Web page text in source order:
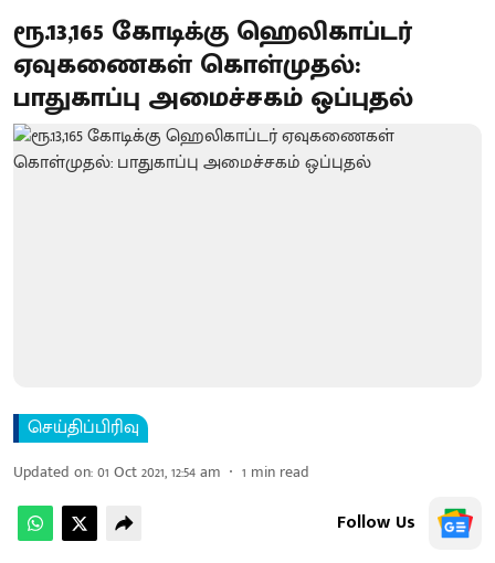
ரூ.13,165 கோடிக்கு ஹெலிகாப்டர்
ஏவுகணைகள் கொள்முதல்:
பாதுகாப்பு அமைச்சகம் ஒப்புதல்
செய்திப்பிரிவு
Updated on:01 Oct 2021, 12:54 am 1 min read
Follow Us